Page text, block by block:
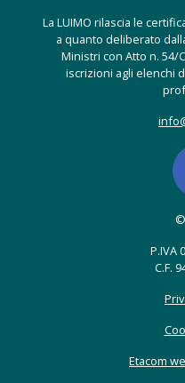
La LUIMO rilascia le
a quanto deliberato
Ministri con Atto n. 54/
iscrizioni agli elenchi
P.IVA
C.F.
Etacom